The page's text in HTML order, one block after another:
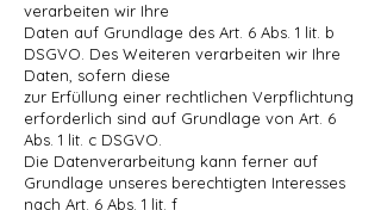
verarbeiten wir Ihre
Daten auf Grundlage des Art. 6 Abs. 1 lit. b
DSGVO. Des Weiteren verarbeiten wir Ihre
Daten, sofern diese
zur Erfüllung einer rechtlichen Verpflichtung
erforderlich sind auf Grundlage von Art. 6
Abs. 1 lit. c DSGVO.
Die Datenverarbeitung kann ferner auf
Grundlage unseres berechtigten Interesses
nach Art. 6 Abs. 1 lit. f